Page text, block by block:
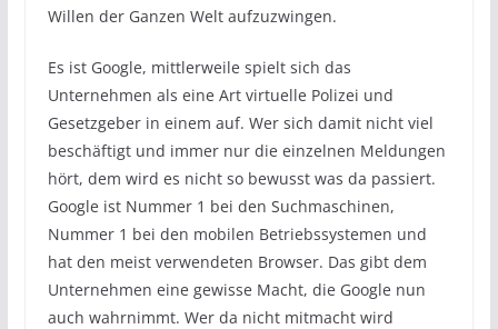
Willen der Ganzen Welt aufzuzwingen.
Es ist Google, mittlerweile spielt sich das
Unternehmen als eine Art virtuelle Polizei und
Gesetzgeber in einem auf. Wer sich damit nicht viel
beschäftigt und immer nur die einzelnen Meldungen
hört, dem wird es nicht so bewusst was da passiert.
Google ist Nummer 1 bei den Suchmaschinen,
Nummer 1 bei den mobilen Betriebssystemen und
hat den meist verwendeten Browser. Das gibt dem
Unternehmen eine gewisse Macht, die Google nun
auch wahrnimmt. Wer da nicht mitmacht wird